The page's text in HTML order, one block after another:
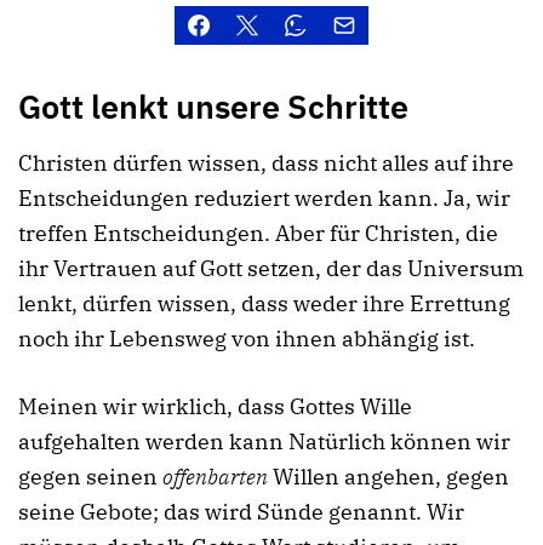
Gott lenkt unsere Schritte
Christen dürfen wissen, dass nicht alles auf ihre
Entscheidungen reduziert werden kann. Ja, wir
treffen Entscheidungen. Aber für Christen, die
ihr Vertrauen auf Gott setzen, der das Universum
lenkt, dürfen wissen, dass weder ihre Errettung
noch ihr Lebensweg von ihnen abhängig ist.
Meinen wir wirklich, dass Gottes Wille
aufgehalten werden kann Natürlich können wir
gegen seinen offenbartenWillen angehen, gegen
seine Gebote; das wird Sünde genannt. Wir